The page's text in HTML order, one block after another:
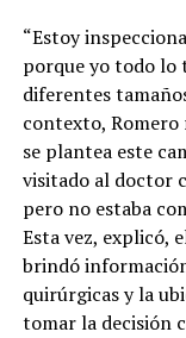
“Estoy
porque yo todo lo
diferentes
contexto, Romero
se plantea este
visitado al doctor
pero no estaba
Esta vez, explicó,
brindó
quirúrgicas y la
tomar la decisión